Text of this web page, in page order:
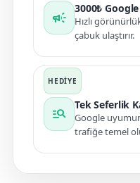
campaign
3000₺
Hızlı
çabuk ulaştırır.
manage_search
Tek Seferlik
Google
trafiğe temel